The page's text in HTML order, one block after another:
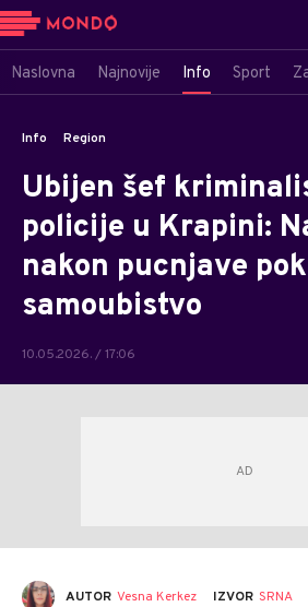
Naslovna Najnovije Info Sport
Info Region
Ubijen šef
policije u Krapini:
nakon pucnjave
samoubistvo
10.05.2026. / 17:06
AUTOR Vesna Kerkez IZVOR SRNA